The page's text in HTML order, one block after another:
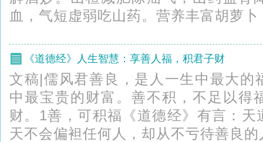
血，气短虚弱吃山药。营养丰富胡萝
《道德经》人生智慧：享善人福，积君子财
文稿|儒风君善良，是人一生中最大的
中最宝贵的财富。善不积，不足以得
财。1善，可积福《道德经》有言：
天不会偏袒任何人，却从不亏待善良